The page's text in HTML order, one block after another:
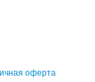
оферта